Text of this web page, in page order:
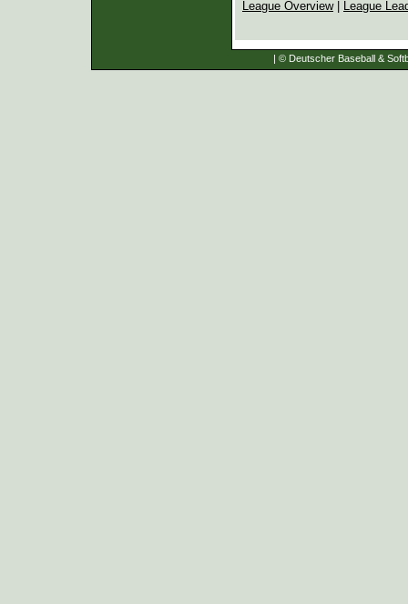
League Overview| League
| © Deutscher Baseball &